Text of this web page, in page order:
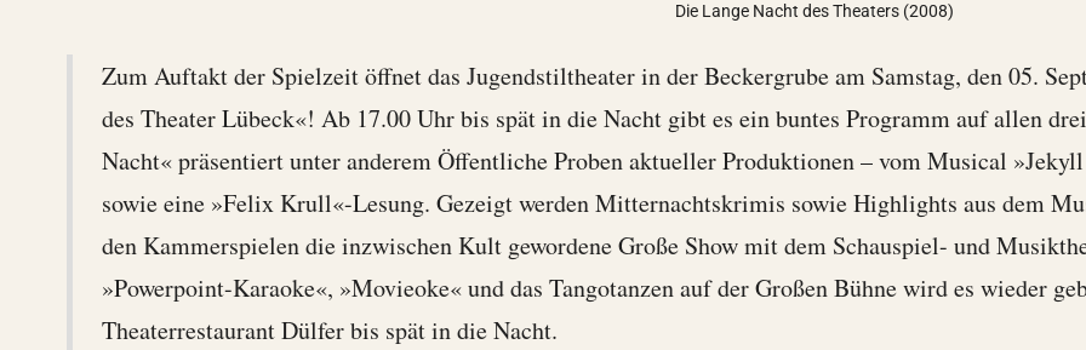
Die Lange Nacht des Theaters (2008)
Zum Auftakt der Spielzeit öffnet das Jugendstiltheater in der Beckergrube am Samstag, den 05.
des Theater Lübeck«! Ab 17.00 Uhr bis spät in die Nacht gibt es ein buntes Programm auf allen
Nacht« präsentiert unter anderem Öffentliche Proben aktueller Produktionen – vom Musical
sowie eine »Felix Krull«-Lesung. Gezeigt werden Mitternachtskrimis sowie Highlights aus dem
den Kammerspielen die inzwischen Kult gewordene Große Show mit dem Schauspiel- und
»Powerpoint-Karaoke«, »Movieoke« und das Tangotanzen auf der Großen Bühne wird es wieder
Theaterrestaurant Dülfer bis spät in die Nacht.